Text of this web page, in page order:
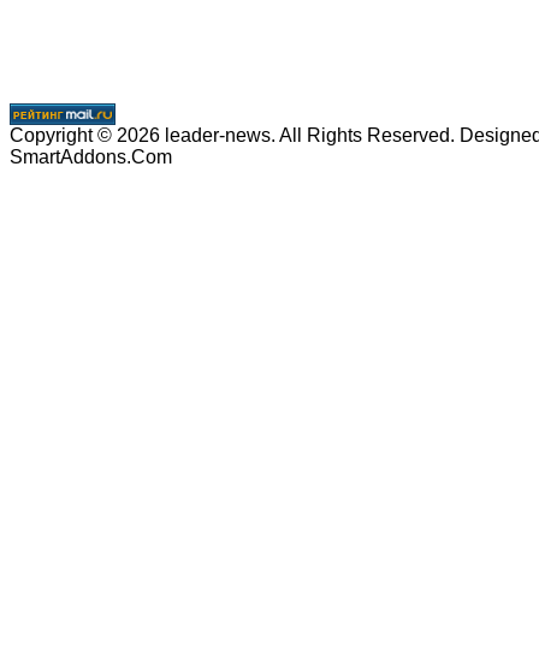
Copyright © 2026 leader-news. All Rights Reserved.
SmartAddons.Com